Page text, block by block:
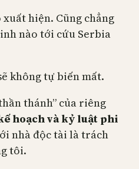
hiện. Cũng chẳng
nào tới cứu Serbia
không tự biến mất.
thánh” của riêng
hoạch và kỷ luật phi
nhà độc tài là trách
tôi.